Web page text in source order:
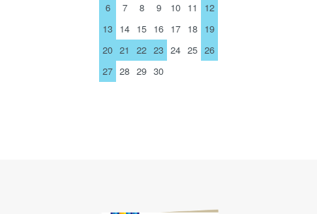
6
7 8 9 10 11
12
13 14 15 16 17 18 19
20 21 22 23 24 25 26
27 28 29 30